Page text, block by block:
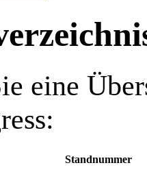
eine
Standnummer